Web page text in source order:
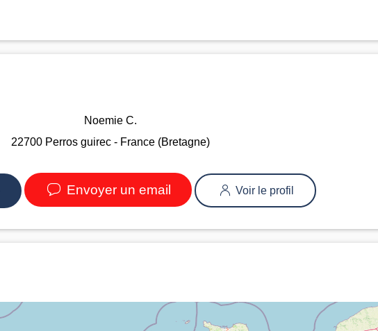
Noemie C.
22700 Perros guirec - France (Bretagne)
Envoyer un email Voir le profil